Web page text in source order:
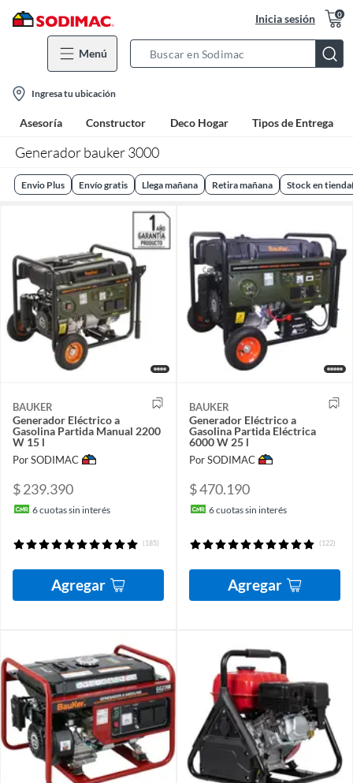
Inicia sesión 0
Menú
Bar
location-
icon
Ingresa tu ubicación
Asesoría Constructor Deco Hogar Tipos de Entrega
Generador bauker 3000
Envio Plus Envío gratis Llega mañana Retira mañana Stock en tienda
BAUKER
Generador Eléctrico a
Gasolina Partida Manual 2200
W 15 l
Por SODIMAC
$ 239.390
6cuotas sin interés
(185)
Agregar
BAUKER
Generador Eléctrico a
Gasolina Partida Eléctrica
6000 W 25 l
Por SODIMAC
$ 470.190
6cuotas sin interés
(122)
Agregar